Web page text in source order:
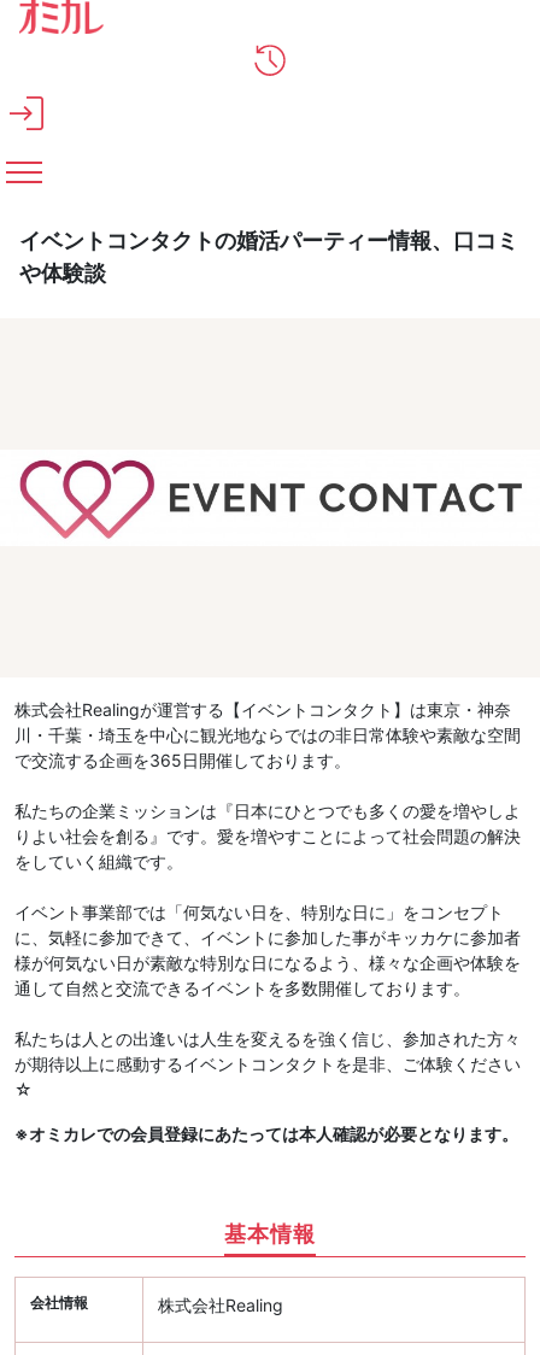
メインコンテンツへスキップ
イベントコンタクトの婚活パーティー情報、口コミ
や体験談
株式会社Realingが運営する【イベントコンタクト】は東京・神奈
川・千葉・埼玉を中心に観光地ならではの非日常体験や素敵な空間
で交流する企画を365日開催しております。
私たちの企業ミッションは『日本にひとつでも多くの愛を増やしよ
りよい社会を創る』です。愛を増やすことによって社会問題の解決
をしていく組織です。
イベント事業部では「何気ない日を、特別な日に」をコンセプト
に、気軽に参加できて、イベントに参加した事がキッカケに参加者
様が何気ない日が素敵な特別な日になるよう、様々な企画や体験を
通して自然と交流できるイベントを多数開催しております。
私たちは人との出逢いは人生を変えるを強く信じ、参加された方々
が期待以上に感動するイベントコンタクトを是非、ご体験ください
☆
※オミカレでの会員登録にあたっては本人確認が必要となります。
基本情報
会社情報 株式会社Realing